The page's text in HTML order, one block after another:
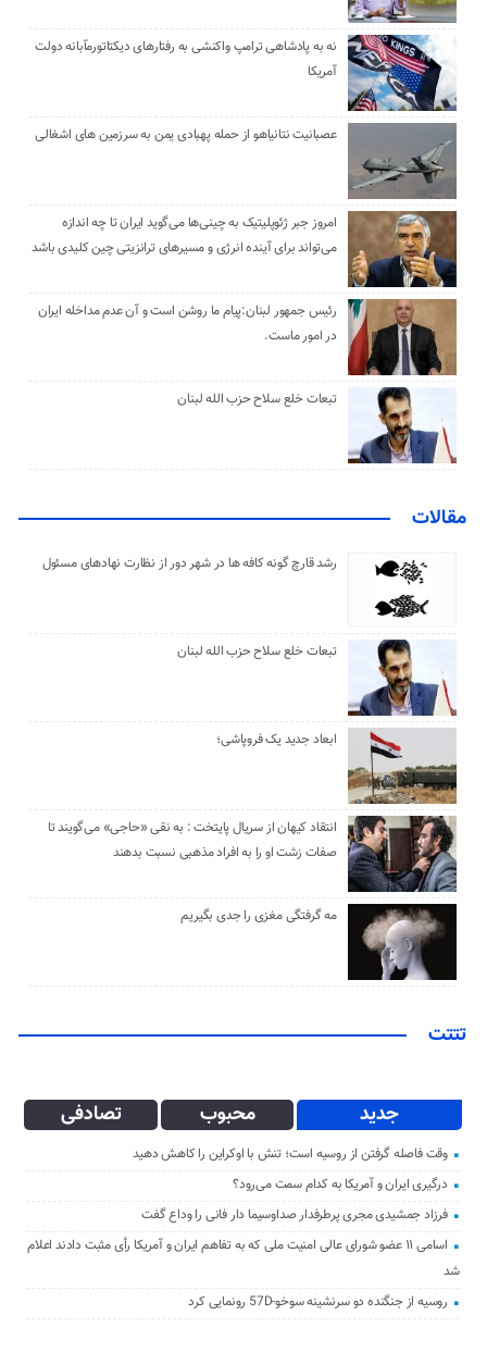
نه به پادشاهی ترامپ واکنشی به رفتارهای دیکتاتورمآبانه دولت
آمریکا
عصبانیت نتانیاهو از حمله پهبادی یمن به سرزمین های اشغالی
امروز جبر ژئوپلیتیک به چینی‌ها می‌گوید ایران تا چه اندازه
می‌تواند برای آینده انرژی و مسیرهای ترانزیتی چین کلیدی باشد
رئیس جمهور لبنان:پیام ما روشن است و آن عدم مداخله ایران
در امور ماست.
تبعات خلع سلاح حزب الله لبنان
مقالات
رشد قارچ گونه کافه ها در شهر دور از نظارت نهادهای مسئول
تبعات خلع سلاح حزب الله لبنان
ابعاد جدید یک فروپاشی؛
انتقاد کیهان از سریال پایتخت : به نقی «حاجی» می‌گویند تا
صفات زشت او را به افراد مذهبی نسبت بدهند
مه گرفتگی مغزی را جدی بگیریم
تتتت
جدید محبوب تصادفی
وقت فاصله گرفتن از روسیه است؛ تنش با اوکراین را کاهش دهید
درگیری ایران و آمریکا به کدام سمت می‌رود؟
فرزاد جمشیدی مجری پرطرفدار صداوسیما دار فانی را وداع گفت
اسامی ۱۱ عضو شورای عالی امنیت ملی که به تفاهم ایران و آمریکا رأی مثبت دادند اعلام
شد
روسیه از جنگنده دو سرنشینه سوخو-57D رونمایی کرد